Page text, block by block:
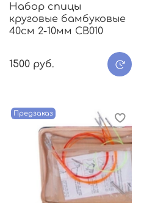
Набор спицы
круговые бамбуковые
40см 2-10мм CB010
1500 руб.
Предзаказ